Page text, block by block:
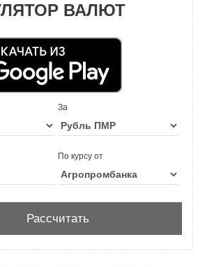
ВАЛЮТ
За
По курсу от